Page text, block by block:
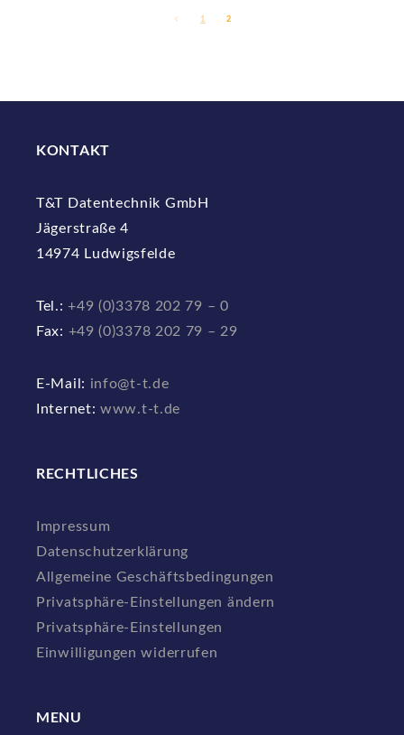
1 2
KONTAKT
T&T Datentechnik GmbH
Jägerstraße 4
14974 Ludwigsfelde
Tel.: +49 (0)3378 202 79 – 0
Fax: +49 (0)3378 202 79 – 29
E-Mail: info@t-t.de
Internet: www.t-t.de
RECHTLICHES
Impressum
Datenschutzerklärung
Allgemeine Geschäftsbedingungen
Privatsphäre-Einstellungen ändern
Privatsphäre-Einstellungen
Einwilligungen widerrufen
MENU